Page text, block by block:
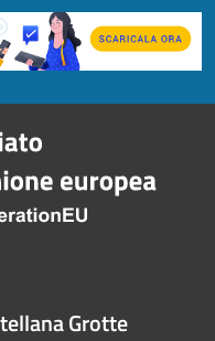
Grotte